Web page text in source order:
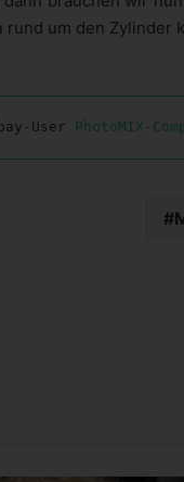
rund um den Zylinder
User PhotoMIX-